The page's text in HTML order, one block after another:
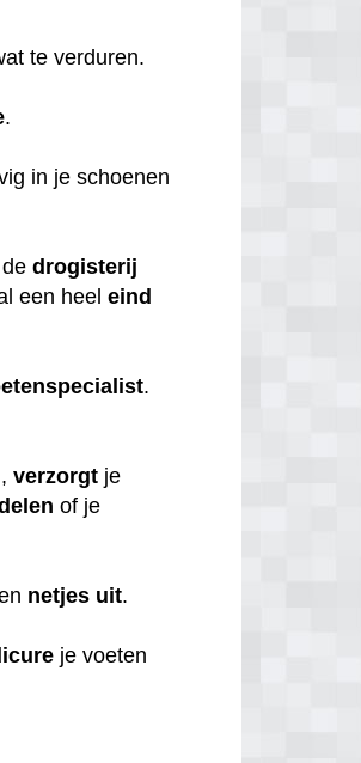
te verduren.
.
in je schoenen
dedrogisterij
een heeleind
.
,verzorgt je
of je
netjes uit.
je voeten